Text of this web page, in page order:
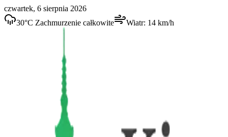
czwartek, 6 sierpnia 2026
30°C Zachmurzenie całkowite Wiatr: 14 km/h